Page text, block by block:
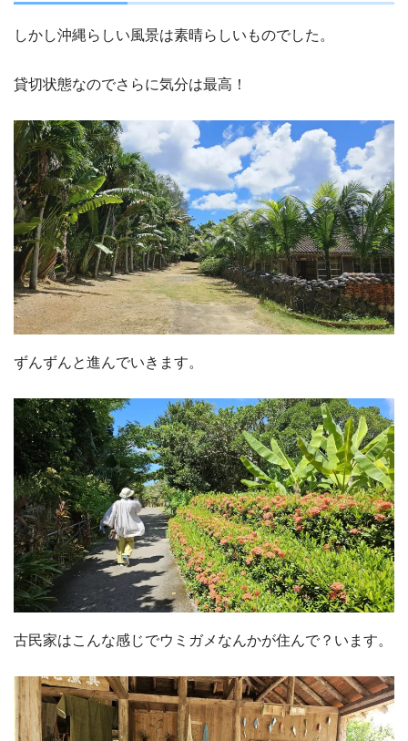
しかし沖縄らしい風景は素晴らしいものでした。
貸切状態なのでさらに気分は最高！
ずんずんと進んでいきます。
古民家はこんな感じでウミガメなんかが住んで？います。